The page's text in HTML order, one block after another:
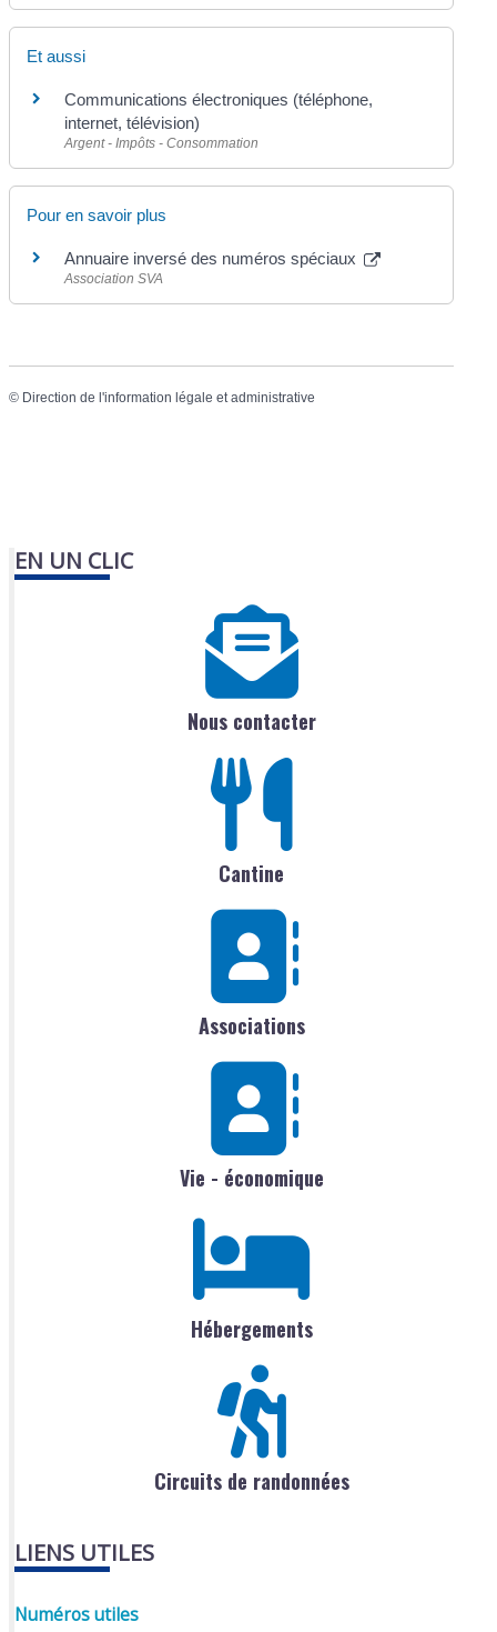
Et aussi
Communications électroniques (téléphone,
internet, télévision)
Argent - Impôts - Consommation
Pour en savoir plus
Annuaire inversé des numéros spéciaux
Association SVA
© Direction de l'information légale et administrative
EN UN CLIC
Nous contacter
Cantine
Associations
Vie - économique
Hébergements
Circuits de randonnées
LIENS UTILES
Numéros utiles